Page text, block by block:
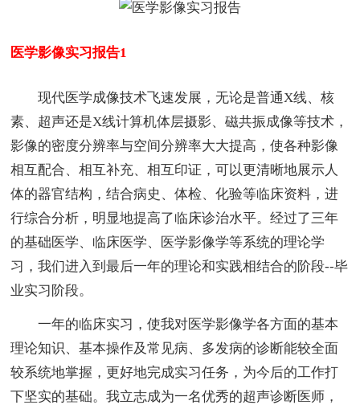
医学影像实习报告1
现代医学成像技术飞速发展，无论是普通X线、核
素、超声还是X线计算机体层摄影、磁共振成像等技术，
影像的密度分辨率与空间分辨率大大提高，使各种影像
相互配合、相互补充、相互印证，可以更清晰地展示人
体的器官结构，结合病史、体检、化验等临床资料，进
行综合分析，明显地提高了临床诊治水平。经过了三年
的基础医学、临床医学、医学影像学等系统的理论学
习，我们进入到最后一年的理论和实践相结合的阶段--毕
业实习阶段。
一年的临床实习，使我对医学影像学各方面的基本
理论知识、基本操作及常见病、多发病的诊断能较全面
较系统地掌握，更好地完成实习任务，为今后的工作打
下坚实的基础。我立志成为一名优秀的超声诊断医师，